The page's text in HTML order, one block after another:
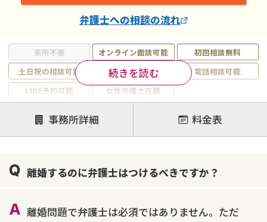
来所不要 オンライン面談可能
初回相談無料
土日祝の相談可能
19時以降電話可能
電話相談可能
LINE予約可能
女性弁護士在籍
注力案件
離婚前相談
離婚調停
離婚裁判
不貞・不倫慰謝料請求
国際離婚
養育費問題
続きを読む
弁護士への相談の流れ
事務所詳細 料金表
離婚するのに弁護士はつけるべきですか？
離婚問題で弁護士は必須ではありません。ただ